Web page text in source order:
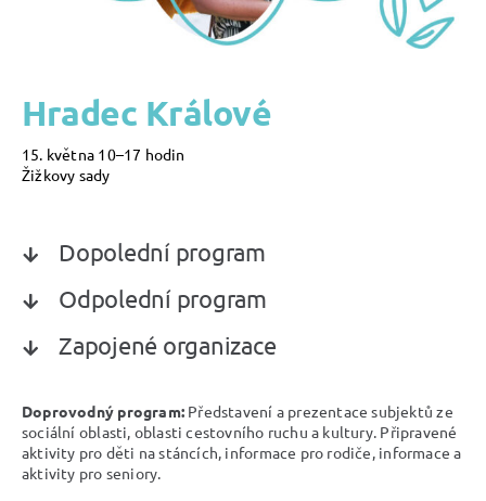
Hradec Králové
15. května 10–17 hodin
Žižkovy sady
Dopolední program
Odpolední program
Zapojené organizace
Doprovodný program:Představení a prezentace subjektů ze
sociální oblasti, oblasti cestovního ruchu a kultury. Připravené
aktivity pro děti na stáncích, informace pro rodiče, informace a
aktivity pro seniory.